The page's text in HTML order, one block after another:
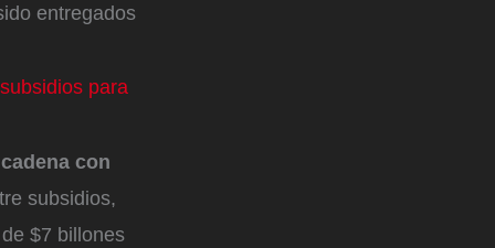
entregados
para
con
subsidios,
$7 billones